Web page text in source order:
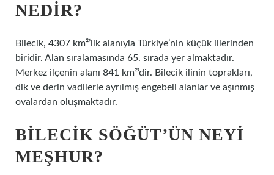
NEDIR?
Bilecik, 4307 km²’lik alanıyla Türkiye’nin küçük illerinden
biridir. Alan sıralamasında 65. sırada yer almaktadır.
Merkez ilçenin alanı 841 km²’dir. Bilecik ilinin toprakları,
dik ve derin vadilerle ayrılmış engebeli alanlar ve aşınmış
ovalardan oluşmaktadır.
BILECIK SÖĞÜT’ÜN NEYI
MEŞHUR?